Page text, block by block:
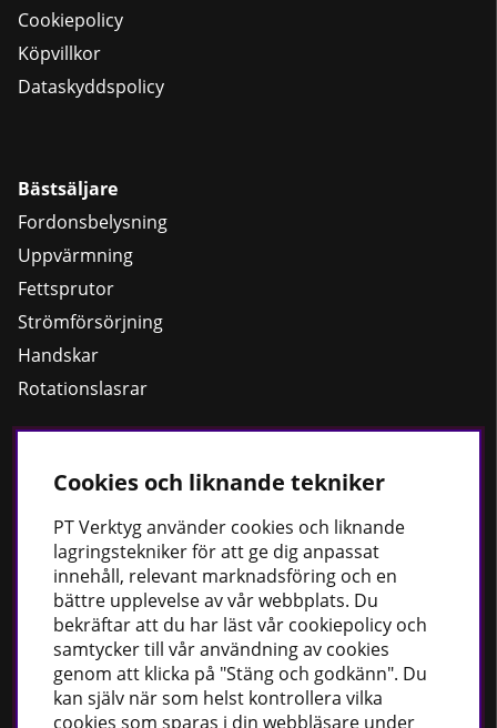
Cookiepolicy
Köpvillkor
Dataskyddspolicy
Bästsäljare
Fordonsbelysning
Uppvärmning
Fettsprutor
Strömförsörjning
Handskar
Rotationslasrar
Håll dig uppdaterad
Nyheter
Guider
Facebook
Instagram
PT Verktyg AB
Cookies och liknande tekniker
PTVerktyg använder cookies och liknande
lagringstekniker för att ge dig anpassat
innehåll, relevant marknadsföring och en
bättre upplevelse av vår webbplats. Du
bekräftar att du har läst vår cookiepolicy och
samtycker till vår användning av cookies
genom att klicka på "Stäng och godkänn". Du
kan själv när som helst kontrollera vilka
cookies som sparas i din webbläsare under